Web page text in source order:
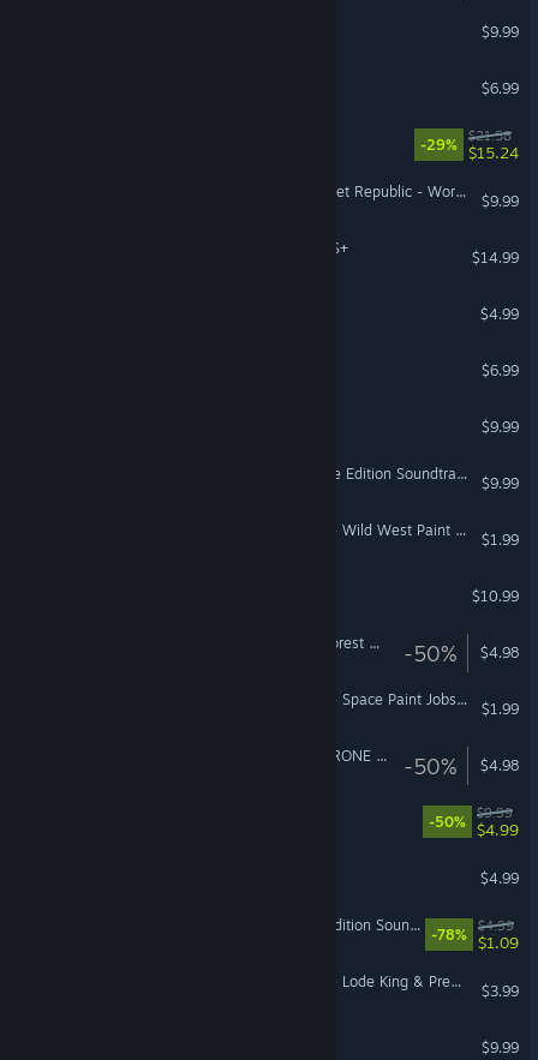
$9.99
$6.99
-29%
$21.58
$15.24
Workers & Resources: Soviet Republic - World Maps
$9.99
Hatsune Miku Logic Paint S+
$14.99
$4.99
$6.99
$9.99
Age of Empires II: Definitive Edition Soundtrack
$9.99
American Truck Simulator - Wild West Paint Jobs Pack
$1.99
$10.99
Euro Truck Simulator 2 - Forest Machinery -50% $4.98
American Truck Simulator - Space Paint Jobs Pack
$1.99
Euro Truck Simulator 2 - KRONE Agriculture Equipment -50% $4.98
-50%
$9.99
$4.99
$4.99
Darksiders II Deathinitive Edition Soundtrack
-78%
$4.99
$1.09
American Truck Simulator - Lode King & Prestige Trailers Pack
$3.99
$9.99